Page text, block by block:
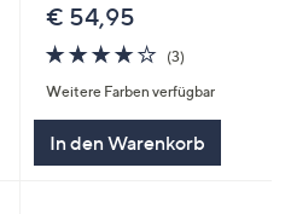
€ 54,95
3.7
von
5
(3)3
Weitere Farben verfügbar
In den Warenkorb